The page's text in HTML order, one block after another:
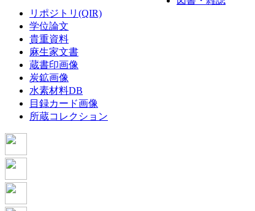
リポジトリ(QIR)
学位論文
貴重資料
麻生家文書
蔵書印画像
炭鉱画像
水素材料DB
目録カード画像
所蔵コレクション